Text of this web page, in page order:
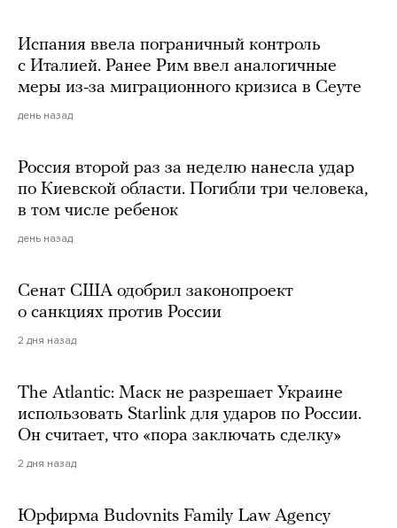
Испания ввела пограничный контроль
с Италией. Ранее Рим ввел аналогичные
меры из-за миграционного кризиса в Сеуте
день назад
Россия второй раз за неделю нанесла удар
по Киевской области. Погибли три человека,
в том числе ребенок
день назад
Сенат США одобрил законопроект
о санкциях против России
2 дня назад
The Atlantic: Маск не разрешает Украине
использовать Starlink для ударов по России.
Он считает, что «пора заключать сделку»
2 дня назад
Юрфирма Budovnits Family Law Agency